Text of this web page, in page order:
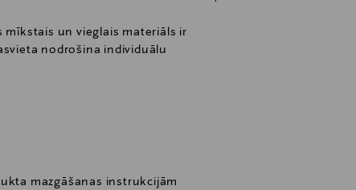
mīkstais un vieglais materiāls ir
nodrošina individuālu
mazgāšanas instrukcijām